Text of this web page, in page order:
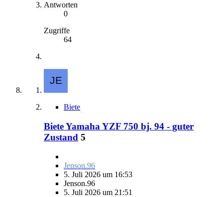
Antworten
0
Zugriffe
64
Biete
Biete Yamaha YZF 750 bj. 94 - guter
Zustand 5
Jenson.96
5. Juli 2026 um 16:53
Jenson.96
5. Juli 2026 um 21:51